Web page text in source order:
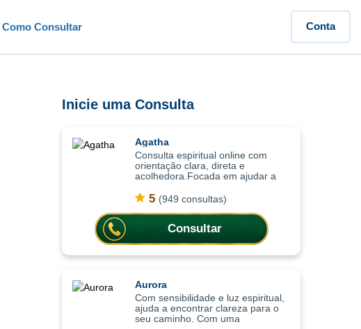
Como Consultar Conta
Inicie uma Consulta
Agatha
Consulta espiritual online com
orientação clara, direta e
acolhedora.Focada em ajudar a
trazendo clareza, equilíbrio
emocional e orientação para
decisões importantes da vi
5 (949 consultas)
Consultar
Aurora
Com sensibilidade e luz espiritual,
ajuda a encontrar clareza para o
seu caminho. Com uma